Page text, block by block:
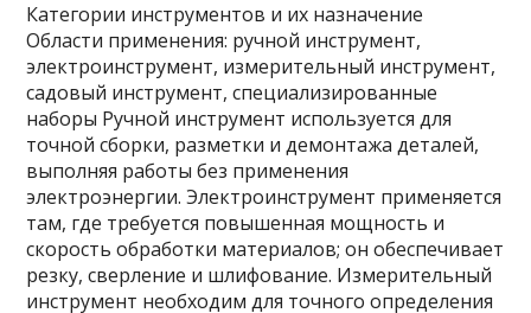
Категории инструментов и их назначение
Области применения: ручной инструмент,
электроинструмент, измерительный инструмент,
садовый инструмент, специализированные
наборы Ручной инструмент используется для
точной сборки, разметки и демонтажа деталей,
выполняя работы без применения
электроэнергии. Электроинструмент применяется
там, где требуется повышенная мощность и
скорость обработки материалов; он обеспечивает
резку, сверление и шлифование. Измерительный
инструмент необходим для точного определения